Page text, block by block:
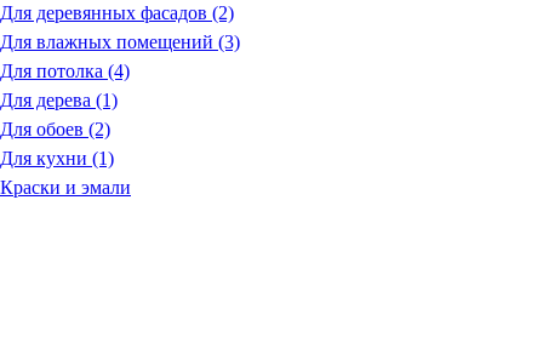
Для деревянных фасадов (2)
Для влажных помещений (3)
Для потолка (4)
Для дерева (1)
Для обоев (2)
Для кухни (1)
Краски и эмали